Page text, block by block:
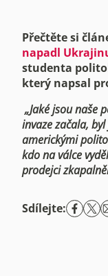
Přečtěte si
napadl
studenta
který napsal
„Jaké jsou naše
invaze začala,
americkými
kdo na válce
prodejci
Sdílejte: